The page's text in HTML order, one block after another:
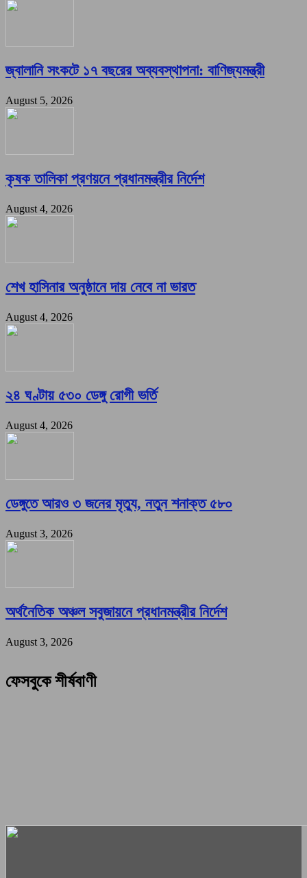
জ্বালানি সংকটে ১৭ বছরের অব্যবস্থাপনা: বাণিজ্যমন্ত্রী
August 5, 2026
কৃষক তালিকা প্রণয়নে প্রধানমন্ত্রীর নির্দেশ
August 4, 2026
শেখ হাসিনার অনুষ্ঠানে দায় নেবে না ভারত
August 4, 2026
২৪ ঘণ্টায় ৫৩০ ডেঙ্গু রোগী ভর্তি
August 4, 2026
ডেঙ্গুতে আরও ৩ জনের মৃত্যু, নতুন শনাক্ত ৫৮০
August 3, 2026
অর্থনৈতিক অঞ্চল সবুজায়নে প্রধানমন্ত্রীর নির্দেশ
August 3, 2026
ফেসবুকে শীর্ষবাণী